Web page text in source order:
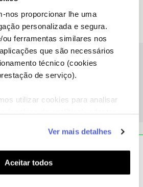
nos proporcionar lhe uma
personalizada e segura.
ferramentas similares nos
que são necessários
técnico (cookies
de serviço).
utilizar cookies para analisar
de personalização e
anúncios aos seus interesses
personalizada). Pode gerir a
clicando em "Configurar
Ver mais detalhes
Aceitar todos
Forum|Forum|3 years ago